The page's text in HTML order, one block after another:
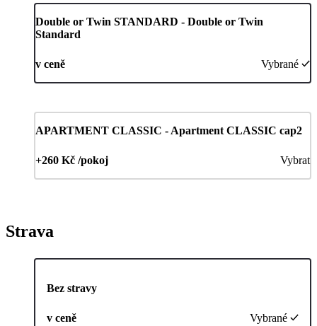
Double or Twin STANDARD - Double or Twin
Standard
v ceně Vybrané
APARTMENT CLASSIC - Apartment CLASSIC cap2
+260 Kč /pokoj Vybrat
Strava
Bez stravy
v ceně Vybrané